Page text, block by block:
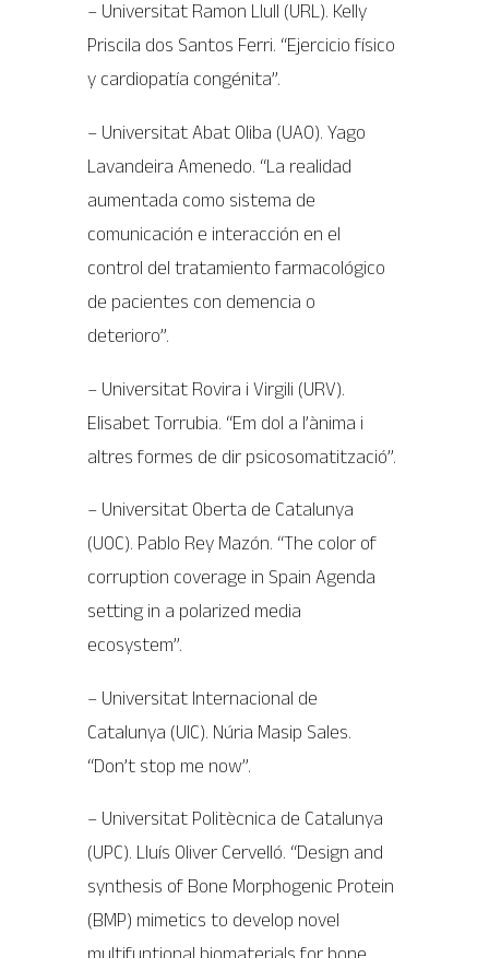
– Universitat Ramon Llull (URL). Kelly
Priscila dos Santos Ferri. “Ejercicio físico
y cardiopatía congénita”.
– Universitat Abat Oliba (UAO). Yago
Lavandeira Amenedo. “La realidad
aumentada como sistema de
comunicación e interacción en el
control del tratamiento farmacológico
de pacientes con demencia o
deterioro”.
– Universitat Rovira i Virgili (URV).
Elisabet Torrubia. “Em dol a l’ànima i
altres formes de dir psicosomatització”.
– Universitat Oberta de Catalunya
(UOC). Pablo Rey Mazón. “The color of
corruption coverage in Spain Agenda
setting in a polarized media
ecosystem”.
– Universitat Internacional de
Catalunya (UIC). Núria Masip Sales.
“Don’t stop me now”.
– Universitat Politècnica de Catalunya
(UPC). Lluís Oliver Cervelló. “Design and
synthesis of Bone Morphogenic Protein
(BMP) mimetics to develop novel